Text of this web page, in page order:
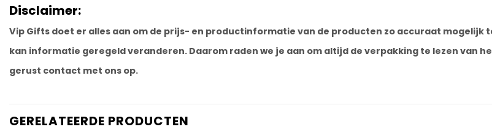
Disclaimer:
Vip Gifts doet er alles aan om de prijs- en productinformatie van de producten zo accuraat
kan informatie geregeld veranderen. Daarom raden we je aan om altijd de verpakking te lezen van
gerust contact met ons op.
GERELATEERDE PRODUCTEN